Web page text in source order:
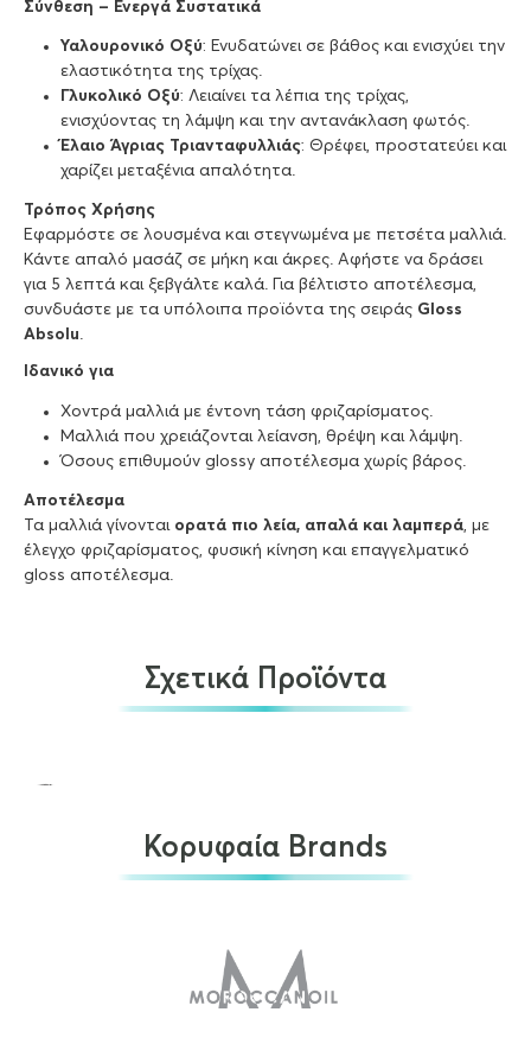
Σύνθεση – Ενεργά Συστατικά
Υαλουρονικό Οξύ: Ενυδατώνει σε βάθος και ενισχύει την
ελαστικότητα της τρίχας.
Γλυκολικό Οξύ: Λειαίνει τα λέπια της τρίχας,
ενισχύοντας τη λάμψη και την αντανάκλαση φωτός.
Έλαιο Άγριας Τριανταφυλλιάς: Θρέφει, προστατεύει και
χαρίζει μεταξένια απαλότητα.
Τρόπος Χρήσης
Εφαρμόστε σε λουσμένα και στεγνωμένα με πετσέτα μαλλιά.
Κάντε απαλό μασάζ σε μήκη και άκρες. Αφήστε να δράσει
για 5 λεπτά και ξεβγάλτε καλά. Για βέλτιστο αποτέλεσμα,
συνδυάστε με τα υπόλοιπα προϊόντα της σειράς Gloss
Absolu.
Ιδανικό για
Χοντρά μαλλιά με έντονη τάση φριζαρίσματος.
Μαλλιά που χρειάζονται λείανση, θρέψη και λάμψη.
Όσους επιθυμούν glossy αποτέλεσμα χωρίς βάρος.
Αποτέλεσμα
Τα μαλλιά γίνονται ορατά πιο λεία, απαλά και λαμπερά, με
έλεγχο φριζαρίσματος, φυσική κίνηση και επαγγελματικό
gloss αποτέλεσμα.
Σχετικά Προϊόντα
Kerastase Gloss Absolu Anti-Frizz Glaze Milk…
Κορυφαία Brands